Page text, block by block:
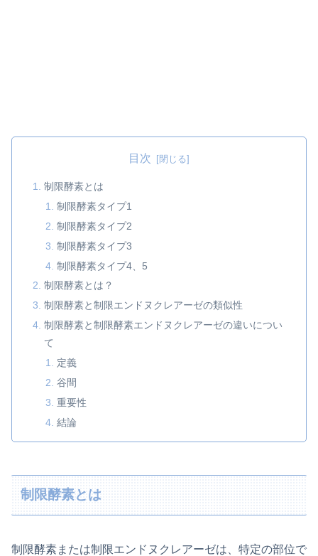
目次
制限酵素とは
制限酵素タイプ1
制限酵素タイプ2
制限酵素タイプ3
制限酵素タイプ4、5
制限酵素とは？
制限酵素と制限エンドヌクレアーゼの類似性
制限酵素と制限酵素エンドヌクレアーゼの違いについ
て
定義
谷間
重要性
結論
制限酵素とは
制限酵素または制限エンドヌクレアーゼは、特定の部位で